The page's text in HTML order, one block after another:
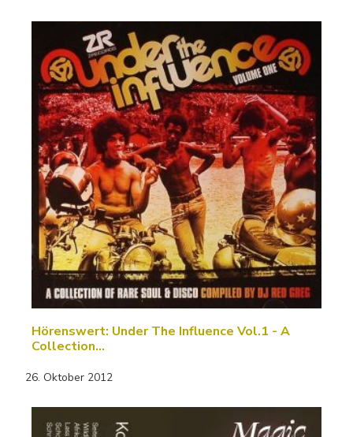
Hörenswert: Under The Influence Vol.1 - A
Collection…
26. Oktober 2012